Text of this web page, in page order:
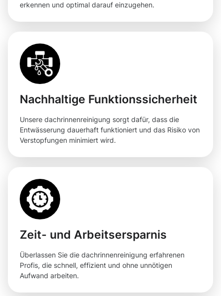
erkennen und optimal darauf einzugehen.
Nachhaltige Funktionssicherheit
Unsere dachrinnenreinigung sorgt dafür, dass die
Entwässerung dauerhaft funktioniert und das Risiko von
Verstopfungen minimiert wird.
Zeit- und Arbeitsersparnis
Überlassen Sie die dachrinnenreinigung erfahrenen
Profis, die schnell, effizient und ohne unnötigen
Aufwand arbeiten.